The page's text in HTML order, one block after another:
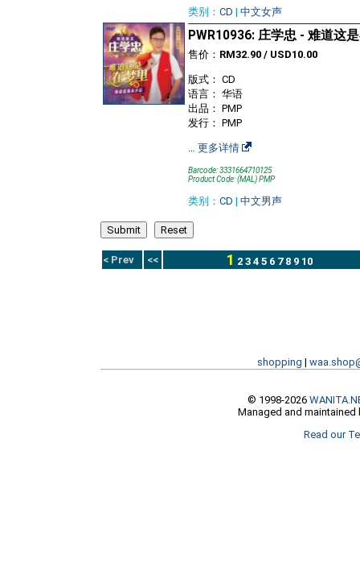
类别： CD | 中文女声
PWR10936: 庄学忠 - 难道这
售价： RM32.90 / USD10.00
版式： CD
语言： 华语
出品： PMP
发行： PMP
… 更多详情
Barcode: 3331664710125
Product Code: (MAL) PMP
类别： CD | 中文男声
< Prev << 1 2 3 4 5 6 7 8 9 10
shopping |
© 1998-2026
Managed and maintained
Read our